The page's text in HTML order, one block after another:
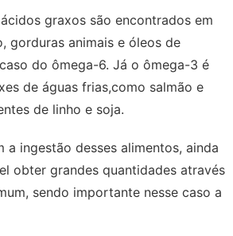
graxos são encontrados em
gorduras animais e óleos de
do ômega-6. Já o ômega-3 é
de águas frias,como salmão e
de linho e soja.
a ingestão desses alimentos, ainda
obter grandes quantidades através
sendo importante nesse caso a